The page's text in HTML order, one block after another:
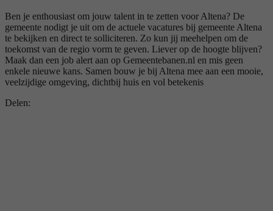
Ben je enthousiast om jouw talent in te zetten voor Altena? De
gemeente nodigt je uit om de actuele vacatures bij gemeente Altena
te bekijken en direct te solliciteren. Zo kun jij meehelpen om de
toekomst van de regio vorm te geven. Liever op de hoogte blijven?
Maak dan een job alert aan op Gemeentebanen.nl en mis geen
enkele nieuwe kans. Samen bouw je bij Altena mee aan een mooie,
veelzijdige omgeving, dichtbij huis en vol betekenis
Delen: